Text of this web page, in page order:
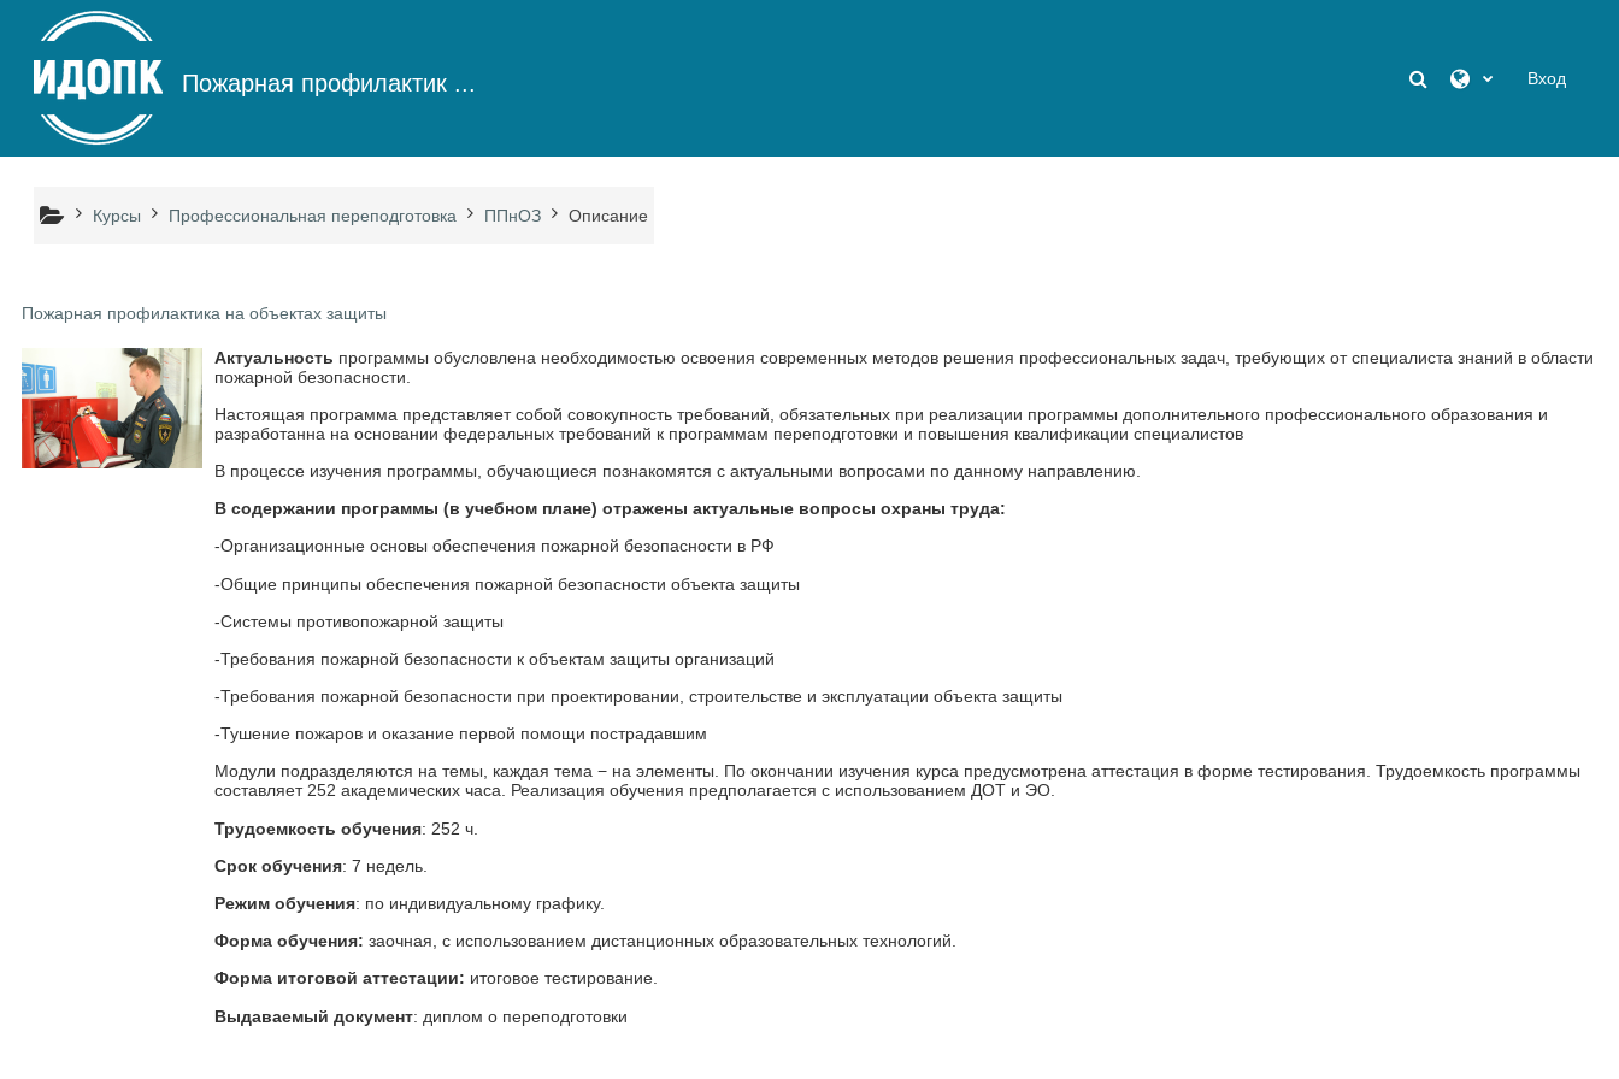
Перейти к основному содержанию
Пожарная профилактик ... Изменить данные
Вход
Курсы Профессиональная переподготовка ППнОЗ Описание
Пожарная профилактика на объектах защиты
Актуальность программы обусловлена необходимостью освоения современных методов решения профессиональных задач, требующих от специалиста знаний в области
пожарной безопасности.
Настоящая программа представляет собой совокупность требований, обязательных при реализации программы дополнительного профессионального образования и
разработанна на основании федеральных требований к программам переподготовки и повышения квалификации специалистов
В процессе изучения программы, обучающиеся познакомятся с актуальными вопросами по данному направлению.
В содержании программы (в учебном плане) отражены актуальные вопросы охраны труда:
-Организационные основы обеспечения пожарной безопасности в РФ
-Общие принципы обеспечения пожарной безопасности объекта защиты
-Системы противопожарной защиты
-Требования пожарной безопасности к объектам защиты организаций
-Требования пожарной безопасности при проектировании, строительстве и эксплуатации объекта защиты
-Тушение пожаров и оказание первой помощи пострадавшим
Модули подразделяются на темы, каждая тема − на элементы. По окончании изучения курса предусмотрена аттестация в форме тестирования. Трудоемкость программы
составляет 252 академических часа. Реализация обучения предполагается с использованием ДОТ и ЭО.
Трудоемкость обучения: 252 ч.
Срок обучения: 7 недель.
Режим обучения: по индивидуальному графику.
Форма обучения:заочная, с использованием дистанционных образовательных технологий.
Форма итоговой аттестации: итоговое тестирование.
Выдаваемый документ: диплом о переподготовки